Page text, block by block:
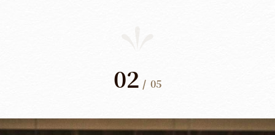
02 /05